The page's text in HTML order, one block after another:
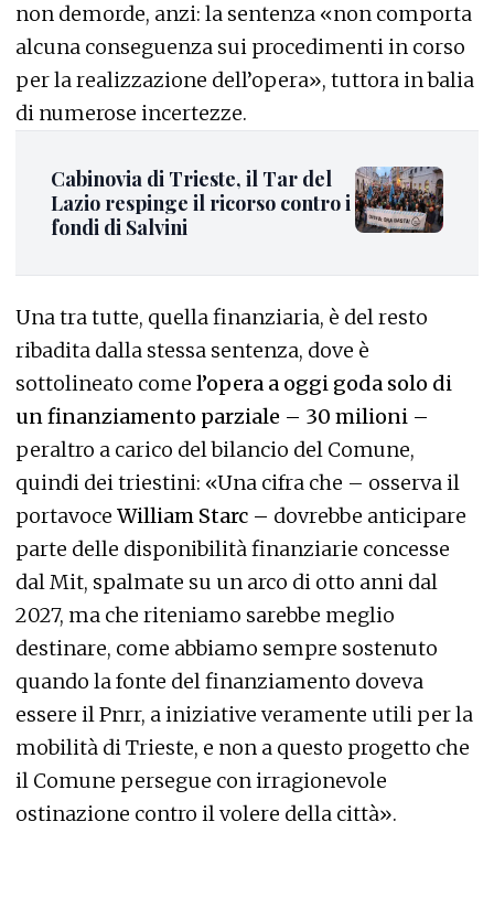
non demorde, anzi: la sentenza «non comporta
alcuna conseguenza sui procedimenti in corso
per la realizzazione dell’opera», tuttora in balia
di numerose incertezze.
Cabinovia di Trieste, il Tar del
Lazio respinge il ricorso contro i
fondi di Salvini
Una tra tutte, quella finanziaria, è del resto
ribadita dalla stessa sentenza, dove è
sottolineato come l’opera a oggi goda solo di
un finanziamento parziale – 30 milioni –
peraltro a carico del bilancio del Comune,
quindi dei triestini: «Una cifra che – osserva il
portavoce William Starc – dovrebbe anticipare
parte delle disponibilità finanziarie concesse
dal Mit, spalmate su un arco di otto anni dal
2027, ma che riteniamo sarebbe meglio
destinare, come abbiamo sempre sostenuto
quando la fonte del finanziamento doveva
essere il Pnrr, a iniziative veramente utili per la
mobilità di Trieste, e non a questo progetto che
il Comune persegue con irragionevole
ostinazione contro il volere della città».